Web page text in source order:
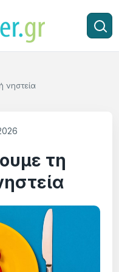
νηστεία
τη